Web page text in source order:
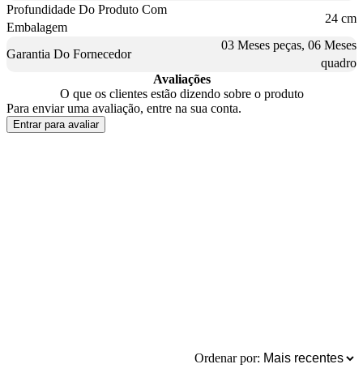
Profundidade Do Produto Com
Embalagem
24 cm
Garantia Do Fornecedor
03 Meses peças, 06 Meses
quadro
Avaliações
O que os clientes estão dizendo sobre o produto
Para enviar uma avaliação, entre na sua conta.
Entrar para avaliar
Ordenar por: